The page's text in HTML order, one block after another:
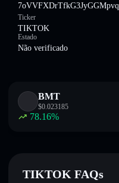
Ticker
TIKTOK
Estado
Não verificado
BMT
$0.023185
78.16%
TIKTOK FAQs